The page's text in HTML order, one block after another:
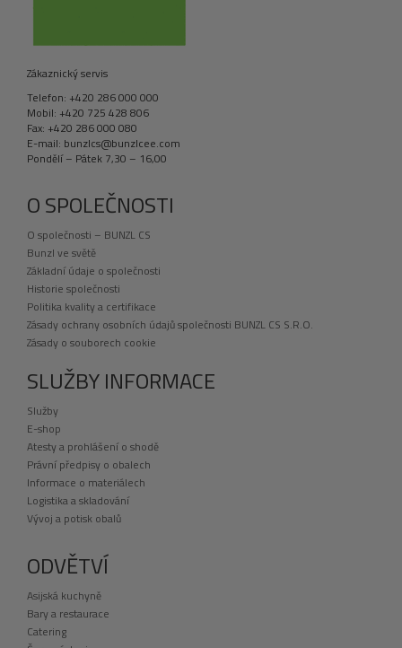
Zákaznický servis
Telefon: +420 286 000 000
Mobil: +420 725 428 806
Fax: +420 286 000 080
E-mail: bunzlcs@bunzlcee.com
Pondělí – Pátek 7,30 – 16,00
O SPOLEČNOSTI
O společnosti – BUNZL CS
Bunzl ve světě
Základní údaje o společnosti
Historie společnosti
Politika kvality a certifikace
Zásady ochrany osobních údajů společnosti BUNZL CS S.R.O.
Zásady o souborech cookie
SLUŽBY INFORMACE
Služby
E-shop
Atesty a prohlášení o shodě
Právní předpisy o obalech
Informace o materiálech
Logistika a skladování
Vývoj a potisk obalů
ODVĚTVÍ
Asijská kuchyně
Bary a restaurace
Catering